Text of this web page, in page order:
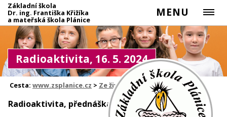
MENU
Základní škola
Dr. ing. Františka Křižíka
a mateřská škola Plánice
Radioaktivita, 16. 5. 2024
Cesta: www.zsplanice.cz > Ze života školy
Radioaktivita, přednáška